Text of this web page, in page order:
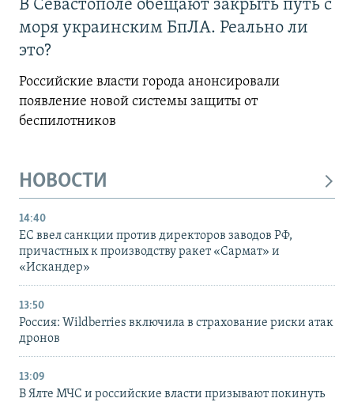
В Севастополе обещают закрыть путь с
моря украинским БпЛА. Реально ли
это?
Российские власти города анонсировали
появление новой системы защиты от
беспилотников
НОВОСТИ
14:40
ЕС ввел санкции против директоров заводов РФ,
причастных к производству ракет «Сармат» и
«Искандер»
13:50
Россия: Wildberries включила в страхование риски атак
дронов
13:09
В Ялте МЧС и российские власти призывают покинуть